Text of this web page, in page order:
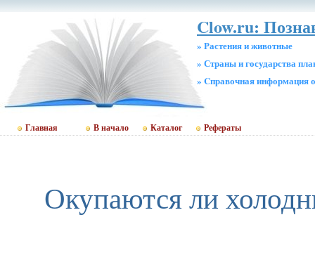
Clow.ru:
» Растения и животные
» Страны и государства
» Cправочная информация
Главная В начало Каталог Рефераты
Окупаются ли